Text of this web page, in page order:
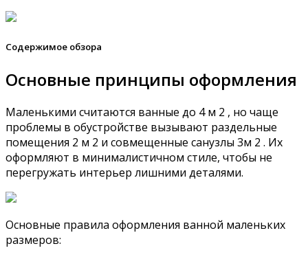
Содержимое обзора
Основные принципы оформления
Маленькими считаются ванные до 4 м 2 , но чаще
проблемы в обустройстве вызывают раздельные
помещения 2 м 2 и совмещенные санузлы 3м 2 . Их
оформляют в минималистичном стиле, чтобы не
перегружать интерьер лишними деталями.
Основные правила оформления ванной маленьких
размеров: